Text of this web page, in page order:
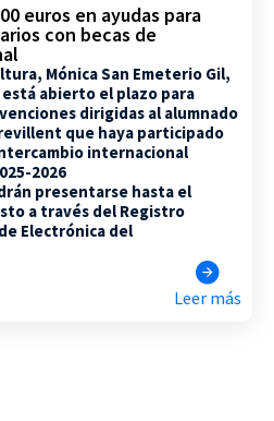
euros en ayudas para
con becas de
Mónica San Emeterio Gil,
abierto el plazo para
dirigidas al alumnado
que haya participado
internacional
2026
presentarse hasta el
a través del Registro
Electrónica del
Leer más